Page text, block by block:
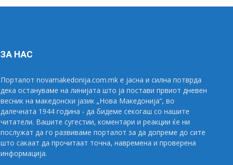
ЗА НАС
Порталот novamakedonija.com.mk е јасна и силна потврда
дека остануваме на линијата што ја постави првиот дневен
весник на македонски јазик „Нова Македонија“, во
далечната 1944 година - да бидеме секогаш со нашите
читатели. Вашите сугестии, коментари и реакции ќе ни
послужат да го развиваме порталот за да допреме до сите
што сакаат да прочитаат точна, навремена и проверена
информација.